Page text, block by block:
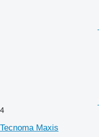
4
Tecnoma Maxis